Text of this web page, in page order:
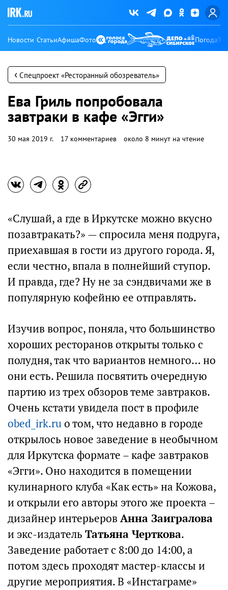
Новости СтатьиАфишаФото Погода
‹ Спецпроект «Ресторанный обозреватель»
Ева Гриль попробовала
завтраки в кафе «Эгги»
30 мая 2019 г. 17 комментариев около 8 минут на чтение
«Слушай, а где в Иркутске можно вкусно
позавтракать?» — спросила меня подруга,
приехавшая в гости из другого города. Я,
если честно, впала в полнейший ступор.
И правда, где? Ну не за сэндвичами же в
популярную кофейню ее отправлять.
Изучив вопрос, поняла, что большинство
хороших ресторанов открыты только с
полудня, так что вариантов немного… но
они есть. Решила посвятить очередную
партию из трех обзоров теме завтраков.
Очень кстати увидела пост в профиле
obed_irk.ruо том, что недавно в городе
открылось новое заведение в необычном
для Иркутска формате – кафе завтраков
«Эгги». Оно находится в помещении
кулинарного клуба «Как есть» на Кожова,
и открыли его авторы этого же проекта –
дизайнер интерьеров Анна Заигралова
и экс-издатель Татьяна Черткова.
Заведение работает с 8:00 до 14:00, а
потом здесь проходят мастер-классы и
другие мероприятия. В «Инстаграме»